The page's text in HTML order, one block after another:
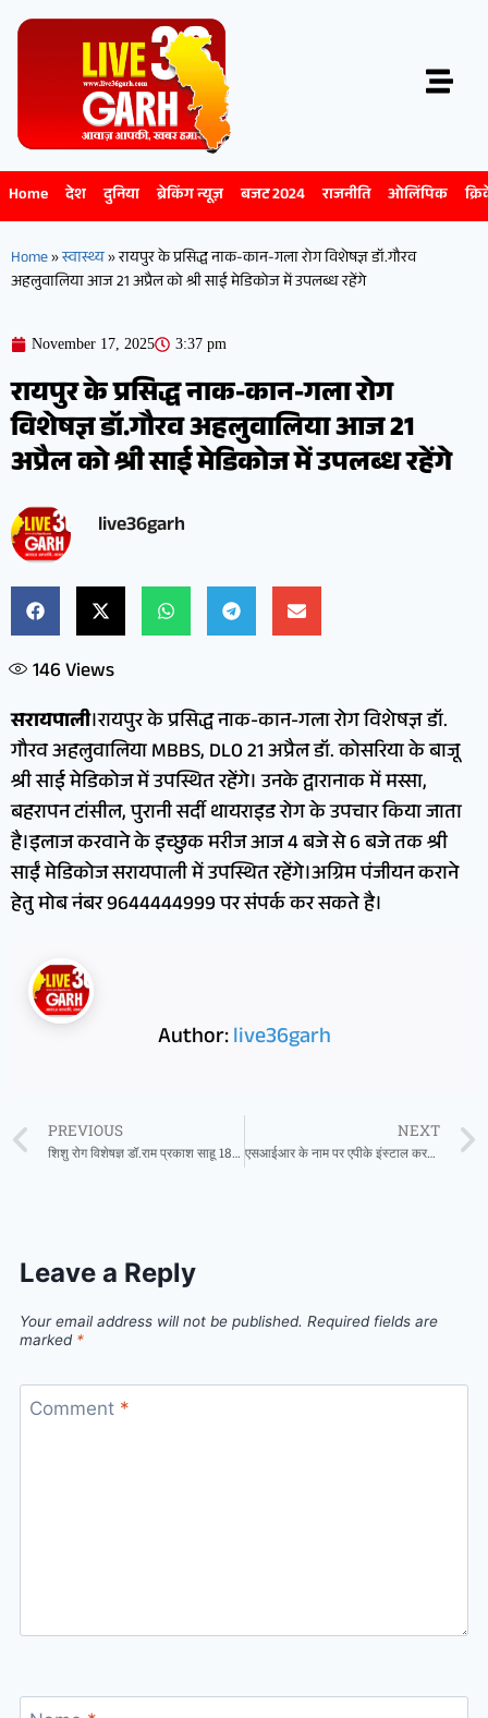
Home देश दुनिया ब्रेकिंग न्यूज़ बजट 2024 राजनीति ओलिंपिक
Home»स्वास्थ्य»रायपुर के प्रसिद्ध नाक-कान-गला रोग विशेषज्ञ डॉ.गौरव
अहलुवालिया आज 21 अप्रैल को श्री साई मेडिकोज में उपलब्ध रहेंगे
November 17, 2025 3:37 pm
रायपुर के प्रसिद्ध नाक-कान-गला रोग
विशेषज्ञ डॉ.गौरव अहलुवालिया आज 21
अप्रैल को श्री साई मेडिकोज में उपलब्ध रहेंगे
live36garh
146Views
सरायपाली।रायपुर के प्रसिद्ध नाक-कान-गला रोग विशेषज्ञ डॉ.
गौरव अहलुवालिया MBBS, DLO 21 अप्रैल डॉ. कोसरिया के बाजू
श्री साई मेडिकोज में उपस्थित रहेंगे। उनके द्वारानाक में मस्सा,
बहरापन टांसील, पुरानी सर्दी थायराइड रोग के उपचार किया जाता
है।इलाज करवाने के इच्छुक मरीज आज 4 बजे से 6 बजे तक श्री
साईं मेडिकोज सरायपाली में उपस्थित रहेंगे।अग्रिम पंजीयन कराने
हेतु मोब नंबर 9644444999 पर संपर्क कर सकते है।
Author:live36garh
PREVIOUS
शिशु रोग विशेषज्ञ डॉ.राम प्रकाश साहू 18 नवम्बर को उपलब्ध रहेंगे ओम हॉस्पिटल सरायपाली में
NEXT
एसआईआर के नाम पर एपीके इंस्टाल करवा रहे साइबर ठग, मांग रहे ओटीपी
Leave a Reply
Your email address will not be published. Required fields are
marked *
Comment *